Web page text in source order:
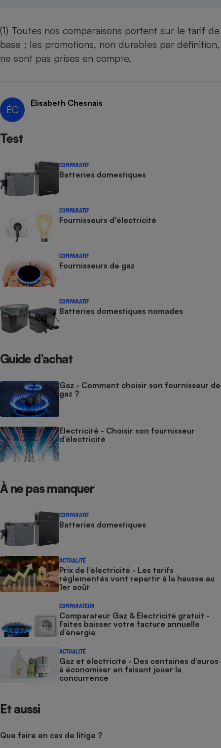
(1) Toutes nos comparaisons portent sur le tarif de
base ; les promotions, non durables par définition,
ne sont pas prises en compte.
ÉC
Élisabeth Chesnais
Test
COMPARATIF
Batteries domestiques
COMPARATIF
Fournisseurs d'électricité
COMPARATIF
Fournisseurs de gaz
COMPARATIF
Batteries domestiques nomades
Guide d’achat
Gaz - Comment choisir son fournisseur de
gaz ?
Électricité - Choisir son fournisseur
d’électricité
À ne pas manquer
COMPARATIF
Batteries domestiques
ACTUALITÉ
Prix de l’électricité - Les tarifs
réglementés vont repartir à la hausse au
1er août
COMPARATEUR
Comparateur Gaz & Électricité gratuit -
Faites baisser votre facture annuelle
d’énergie
ACTUALITÉ
Gaz et électricité - Des centaines d’euros
à économiser en faisant jouer la
concurrence
Et aussi
Que faire en cas de litige ?